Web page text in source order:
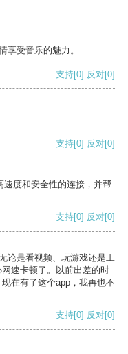
享受音乐的魅力。
支持[0] 反对[0]
支持[0] 反对[0]
度和安全性的连接，并帮
支持[0] 反对[0]
论是看视频、玩游戏还是工
速卡顿了。以前出差的时
在有了这个app，我再也不
支持[0] 反对[0]